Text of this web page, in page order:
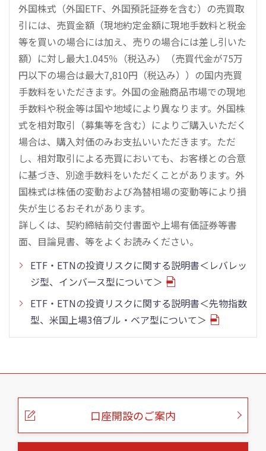
外国株式（外国ETF、外国預託証券を含む）の売買取
引には、売買金額（現地約定金額に現地手数料と税金
等を買いの場合には加え、売りの場合には差し引いた
額）に対し最大1.045％（税込み）（売買代金が75万
円以下の場合は最大7,810円（税込み））の国内売買
手数料をいただきます。外国の金融商品市場での現地
手数料や税金等は国や地域により異なります。外国株
式を相対取引（募集等を含む）によりご購入いただく
場合は、購入対価のみお支払いいただきます。ただ
し、相対取引による売買においても、お客様との合意
に基づき、別途手数料をいただくことがあります。外
国株式は株価の変動および為替相場の変動等により損
失が生じるおそれがあります。
詳しくは、契約締結前交付書面や上場有価証券等書
面、目論見書、等をよくお読みください。
ETF・ETNの投資リスクに関する説明書＜レバレッ
ジ型、インバース型について＞
ETF・ETNの投資リスクに関する説明書＜先物指数
型、米国上場3倍ブル・ベア型について＞
こ
口座開設のご案内